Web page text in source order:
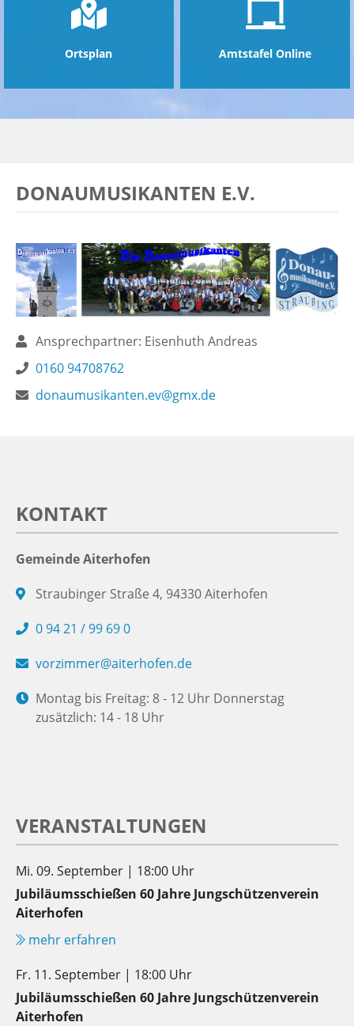
Ortsplan Amtstafel Online
DONAUMUSIKANTEN E.V.
Ansprechpartner: Eisenhuth Andreas
0160 94708762
donaumusikanten.ev@gmx.de
KONTAKT
Gemeinde Aiterhofen
Straubinger Straße 4, 94330 Aiterhofen
0 94 21 / 99 69 0
vorzimmer@aiterhofen.de
Montag bis Freitag: 8 - 12 Uhr Donnerstag
zusätzlich: 14 - 18 Uhr
VERANSTALTUNGEN
Mi. 09. September | 18:00 Uhr
Jubiläumsschießen 60 Jahre Jungschützenverein
Aiterhofen
mehr erfahren
Fr. 11. September | 18:00 Uhr
Jubiläumsschießen 60 Jahre Jungschützenverein
Aiterhofen